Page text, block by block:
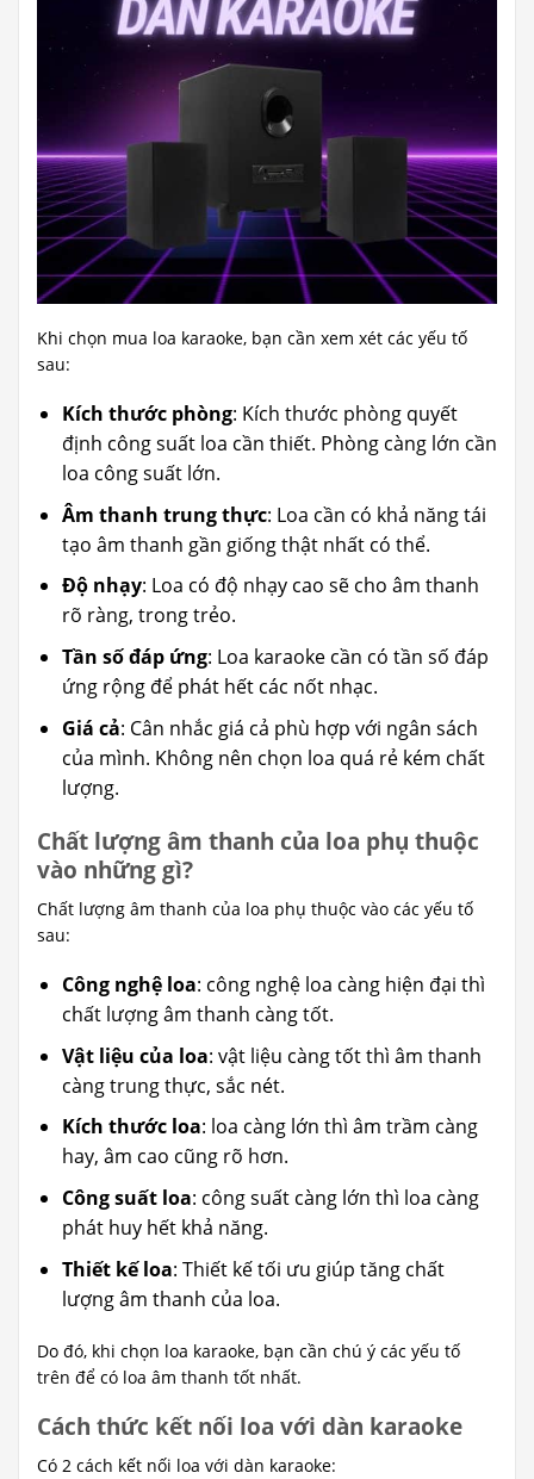
Khi chọn mua loa karaoke, bạn cần xem xét các yếu tố
sau:
Kích thước phòng: Kích thước phòng quyết
định công suất loa cần thiết. Phòng càng lớn cần
loa công suất lớn.
Âm thanh trung thực: Loa cần có khả năng tái
tạo âm thanh gần giống thật nhất có thể.
Độ nhạy: Loa có độ nhạy cao sẽ cho âm thanh
rõ ràng, trong trẻo.
Tần số đáp ứng: Loa karaoke cần có tần số đáp
ứng rộng để phát hết các nốt nhạc.
Giá cả: Cân nhắc giá cả phù hợp với ngân sách
của mình. Không nên chọn loa quá rẻ kém chất
lượng.
Chất lượng âm thanh của loa phụ thuộc
vào những gì?
Chất lượng âm thanh của loa phụ thuộc vào các yếu tố
sau:
Công nghệ loa: công nghệ loa càng hiện đại thì
chất lượng âm thanh càng tốt.
Vật liệu của loa: vật liệu càng tốt thì âm thanh
càng trung thực, sắc nét.
Kích thước loa: loa càng lớn thì âm trầm càng
hay, âm cao cũng rõ hơn.
Công suất loa: công suất càng lớn thì loa càng
phát huy hết khả năng.
Thiết kế loa: Thiết kế tối ưu giúp tăng chất
lượng âm thanh của loa.
Do đó, khi chọn loa karaoke, bạn cần chú ý các yếu tố
trên để có loa âm thanh tốt nhất.
Cách thức kết nối loa với dàn karaoke
Có 2 cách kết nối loa với dàn karaoke: